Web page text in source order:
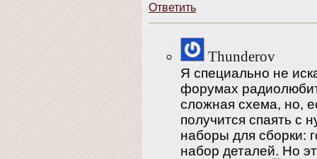
Ответить
Thunderov
Я специально не
форумах
сложная схема, но,
получится спаять с
наборы для сборки:
набор деталей. Но